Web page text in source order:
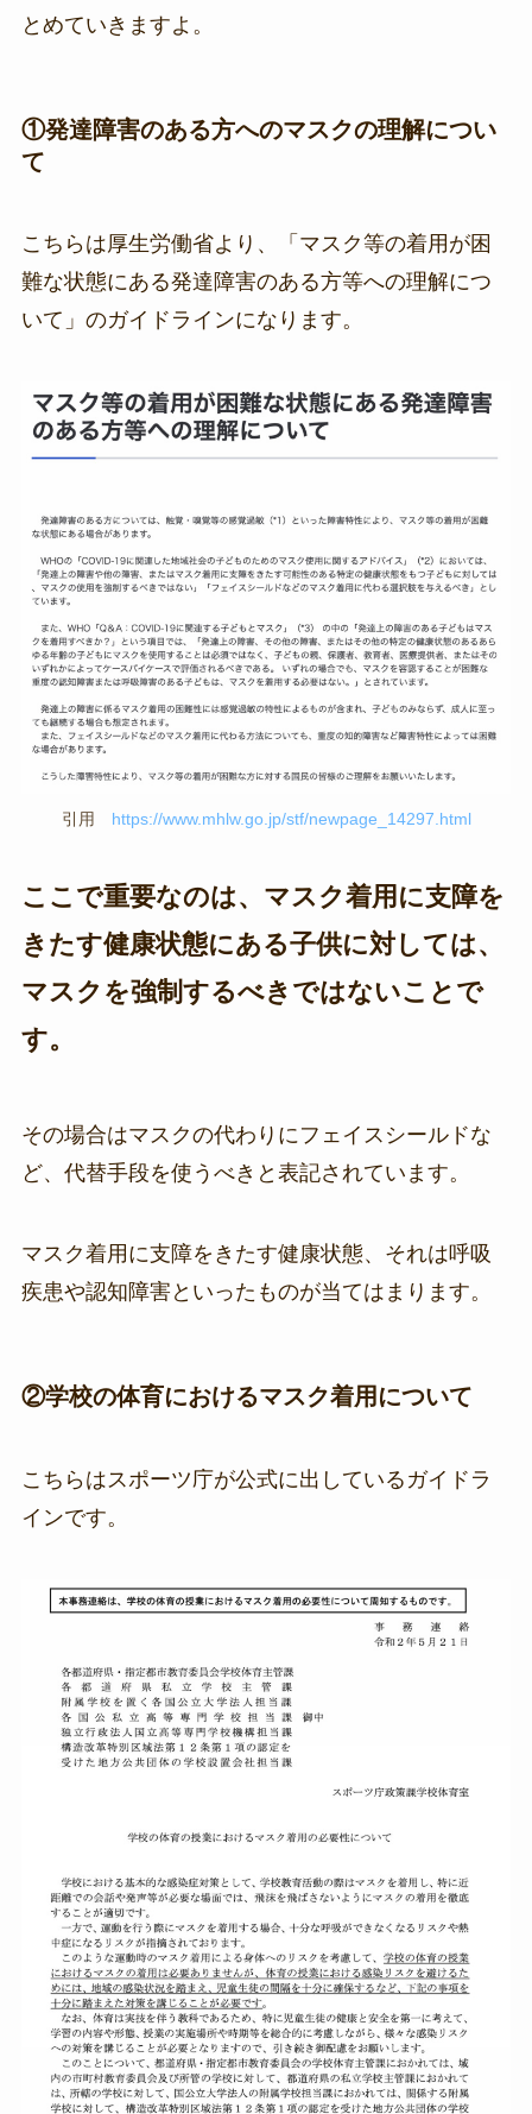
とめていきますよ。
①発達障害のある方へのマスクの理解につい
て
こちらは厚生労働省より、「マスク等の着用が困
難な状態にある発達障害のある方等への理解につ
いて」のガイドラインになります。
引用 https://www.mhlw.go.jp/stf/newpage_14297.html
ここで重要なのは、マスク着用に支障を
きたす健康状態にある子供に対しては、
マスクを強制するべきではないことで
す。
その場合はマスクの代わりにフェイスシールドな
ど、代替手段を使うべきと表記されています。
マスク着用に支障をきたす健康状態、それは呼吸
疾患や認知障害といったものが当てはまります。
②学校の体育におけるマスク着用について
こちらはスポーツ庁が公式に出しているガイドラ
インです。